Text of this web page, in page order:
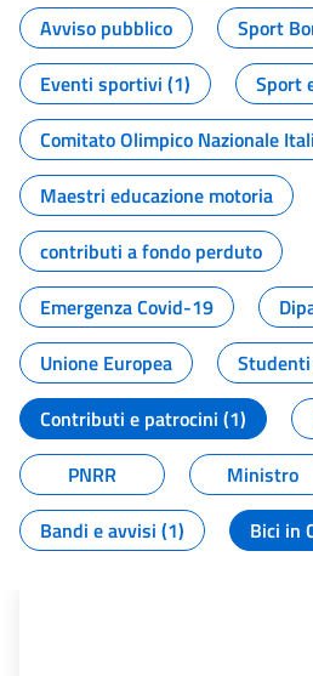
Avviso pubblico
Sport
Eventi sportivi (1)
Sport
Comitato Olimpico Nazionale
Maestri educazione motoria
contributi a fondo perduto
Emergenza Covid-19
Unione Europea
Contributi e patrocini (1)
PNRR
Ministro
Bandi e avvisi (1)
Bici in